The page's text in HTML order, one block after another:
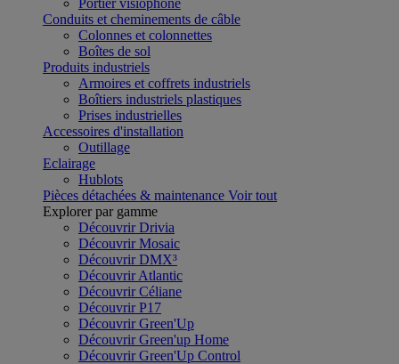
Portier visiophone
Conduits et cheminements de câble
Colonnes et colonnettes
Boîtes de sol
Produits industriels
Armoires et coffrets industriels
Boîtiers industriels plastiques
Prises industrielles
Accessoires d'installation
Outillage
Eclairage
Hublots
Pièces détachées & maintenance Voir tout
Explorer par gamme
Découvrir Drivia
Découvrir Mosaic
Découvrir DMX³
Découvrir Atlantic
Découvrir Céliane
Découvrir P17
Découvrir Green'Up
Découvrir Green'up Home
Découvrir Green'Up Control